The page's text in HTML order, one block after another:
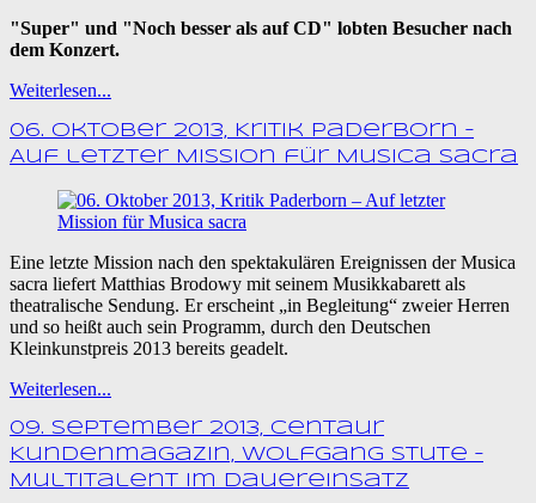
"Super" und "Noch besser als auf CD" lobten Besucher nach
dem Konzert.
Weiterlesen...
06. Oktober 2013, Kritik Paderborn –
Auf letzter Mission für Musica sacra
Eine letzte Mission nach den spektakulären Ereignissen der Musica
sacra liefert Matthias Brodowy mit seinem Musikkabarett als
theatralische Sendung. Er erscheint „in Begleitung“ zweier Herren
und so heißt auch sein Programm, durch den Deutschen
Kleinkunstpreis 2013 bereits geadelt.
Weiterlesen...
09. September 2013, Centaur
Kundenmagazin, Wolfgang Stute –
Multitalent im Dauereinsatz